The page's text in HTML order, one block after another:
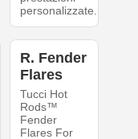
personalizzate.
R. Fender
Flares
Tucci Hot
Rods™
Fender
Flares For